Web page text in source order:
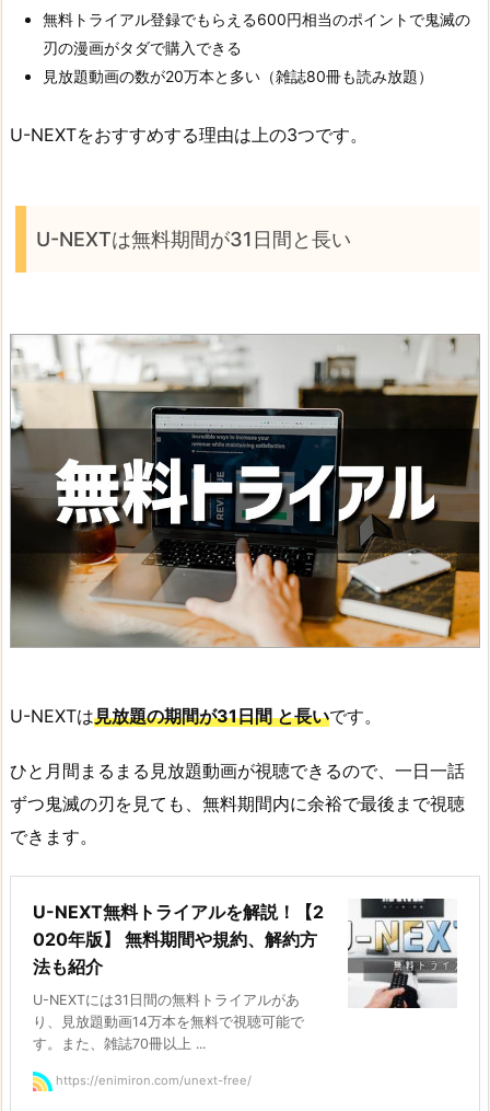
無料トライアル登録でもらえる600円相当のポイントで鬼滅の
刃の漫画がタダで購入できる
見放題動画の数が20万本と多い（雑誌80冊も読み放題）
U-NEXTをおすすめする理由は上の3つです。
U-NEXTは無料期間が31日間と長い
U-NEXTは見放題の期間が31日間 と長いです。
ひと月間まるまる見放題動画が視聴できるので、一日一話
ずつ鬼滅の刃を見ても、無料期間内に余裕で最後まで視聴
できます。
U-NEXT無料トライアルを解説！【2
020年版】 無料期間や規約、解約方
法も紹介
U-NEXTには31日間の無料トライアルがあ
り、見放題動画14万本を無料で視聴可能で
す。また、雑誌70冊以上 ...
https://enimiron.com/unext-free/